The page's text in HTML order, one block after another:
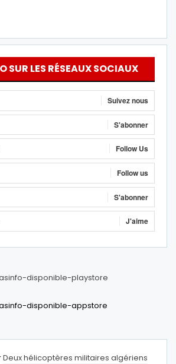
SUR LES RÉSEAUX SOCIAUX
Suivez nous
S'abonner
Follow Us
Follow us
S'abonner
J'aime
Deux hélicoptères militaires algériens